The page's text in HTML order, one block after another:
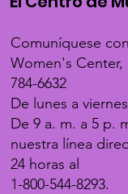
Comuníquese
Women's Center,
784-6632
De lunes a
De 9 a. m. a 5 p.
nuestra línea
24 horas al
1-800-544-8293.